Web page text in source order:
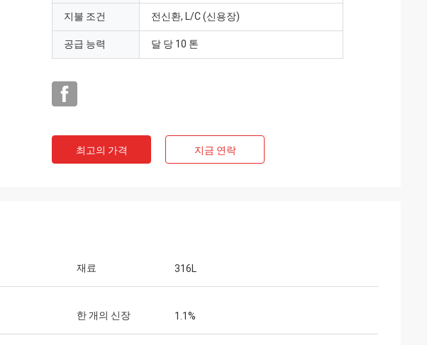
지불 조건 전신환, L/C (신용장)
공급 능력 달 당 10 톤
최고의 가격 지금 연락
재료 316L
한 개의 신장 1.1%